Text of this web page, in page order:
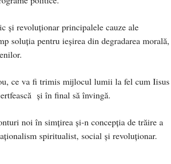
şi revoluţionar principalele cauze ale
soluţia pentru ieşirea din degradarea morală,
ce va fi trimis mijlocul lumii la fel cum
şi în final să învingă.
noi în simţirea şi-n concepţia de trăire a
spiritualist, social şi revoluţionar.